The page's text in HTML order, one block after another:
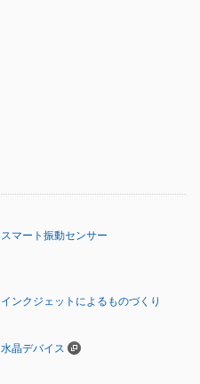
スマート振動センサー
インクジェットによるものづくり
水晶デバイス